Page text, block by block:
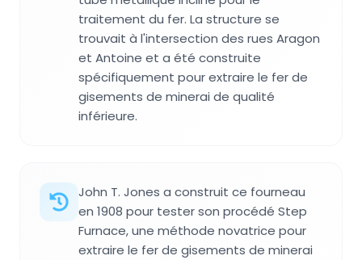
traitement du fer. La structure se
trouvait à l'intersection des rues Aragon
et Antoine et a été construite
spécifiquement pour extraire le fer de
gisements de minerai de qualité
inférieure.
John T. Jones a construit ce fourneau
en 1908 pour tester son procédé Step
Furnace, une méthode novatrice pour
extraire le fer de gisements de minerai